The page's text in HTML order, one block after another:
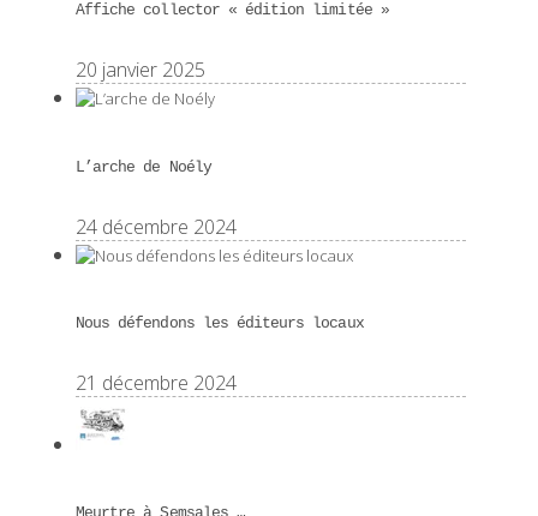
Affiche collector « édition limitée »
20 janvier 2025
L’arche de Noély
24 décembre 2024
Nous défendons les éditeurs locaux
21 décembre 2024